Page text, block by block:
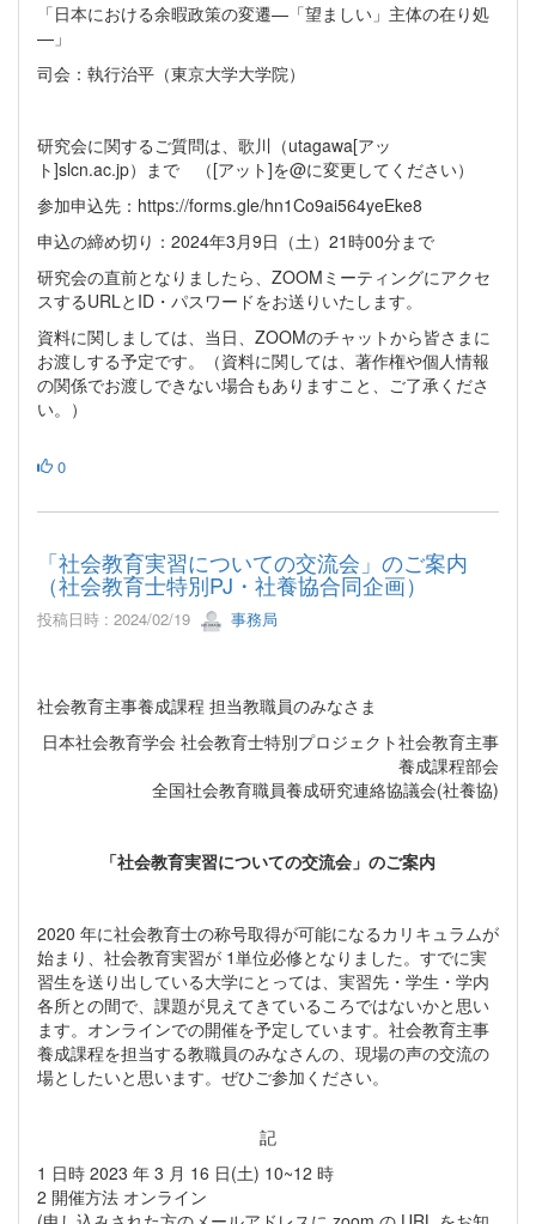
「日本における余暇政策の変遷—「望ましい」主体の在り処
—」
司会：執行治平（東京大学大学院）
研究会に関するご質問は、歌川（utagawa[アッ
ト]slcn.ac.jp）まで （[アット]を@に変更してください）
参加申込先：https://forms.gle/hn1Co9ai564yeEke8
申込の締め切り：2024年3月9日（土）21時00分まで
研究会の直前となりましたら、ZOOMミーティングにアクセ
スするURLとID・パスワードをお送りいたします。
資料に関しましては、当日、ZOOMのチャットから皆さまに
お渡しする予定です。（資料に関しては、著作権や個人情報
の関係でお渡しできない場合もありますこと、ご了承くださ
い。）
0
「社会教育実習についての交流会」のご案内
（社会教育士特別PJ・社養協合同企画）
投稿日時 : 2024/02/19 事務局
社会教育主事養成課程 担当教職員のみなさま
日本社会教育学会 社会教育士特別プロジェクト社会教育主事
養成課程部会
全国社会教育職員養成研究連絡協議会(社養協)
「社会教育実習についての交流会」のご案内
2020 年に社会教育士の称号取得が可能になるカリキュラムが
始まり、社会教育実習が 1単位必修となりました。すでに実
習生を送り出している大学にとっては、実習先・学生・学内
各所との間で、課題が見えてきているころではないかと思い
ます。オンラインでの開催を予定しています。社会教育主事
養成課程を担当する教職員のみなさんの、現場の声の交流の
場としたいと思います。ぜひご参加ください。
記
1 日時 2023 年 3 月 16 日(土) 10~12 時
2 開催方法 オンライン